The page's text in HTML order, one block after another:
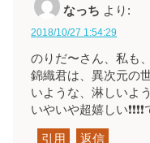
なっち より:
2018/10/27 1:54:29
のりだ〜さん、私も
錦織君は、異次元の
いような、淋しいよう
いやいや超嬉しい❗❗❗❗
引用 返信